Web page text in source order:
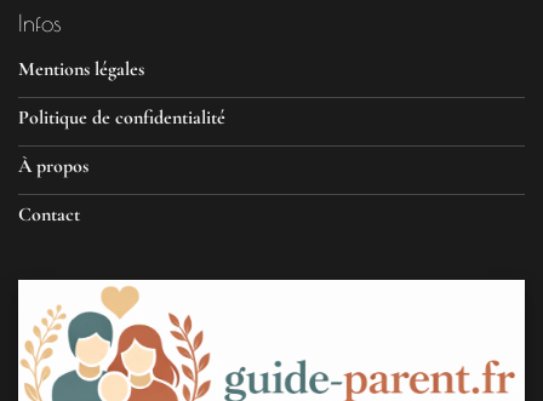
Infos
Mentions légales
Politique de confidentialité
À propos
Contact